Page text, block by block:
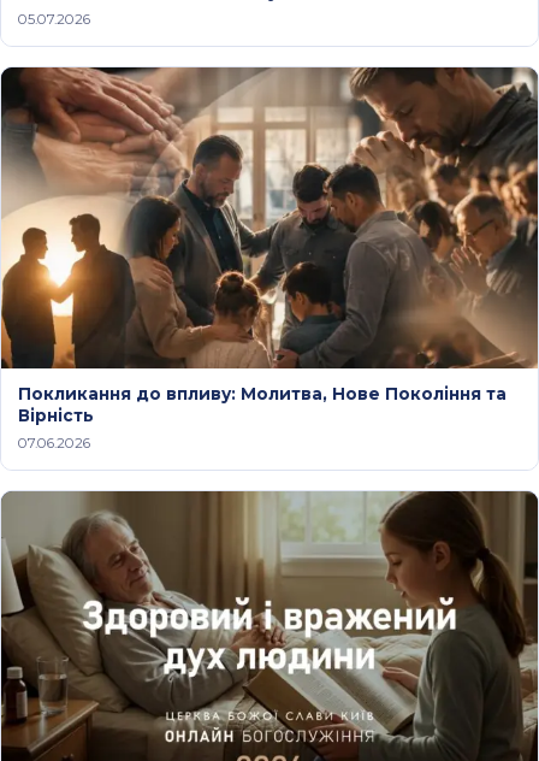
05.07.2026
Покликання до впливу: Молитва, Нове Покоління та
Вірність
07.06.2026